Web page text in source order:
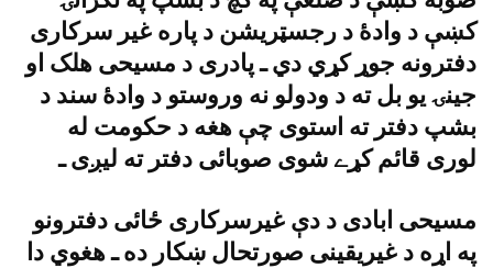
کښې د وادۀ د رجسټريشن د پاره غير سرکارى
دفترونه جوړ کړي دي ـ پادرى د مسيحى هلک او
جينۍ يو بل ته د ودولو نه وروستو د وادۀ سند د
بشپ دفتر ته استوى چې هغه د حکومت له
لورى قائم کړے شوى صوبائى دفتر ته ليږى ـ
مسيحى ابادى د دې غيرسرکارى ځائى دفترونو
په اړه د غيريقينى صورتحال ښکار ده ـ هغوي دا